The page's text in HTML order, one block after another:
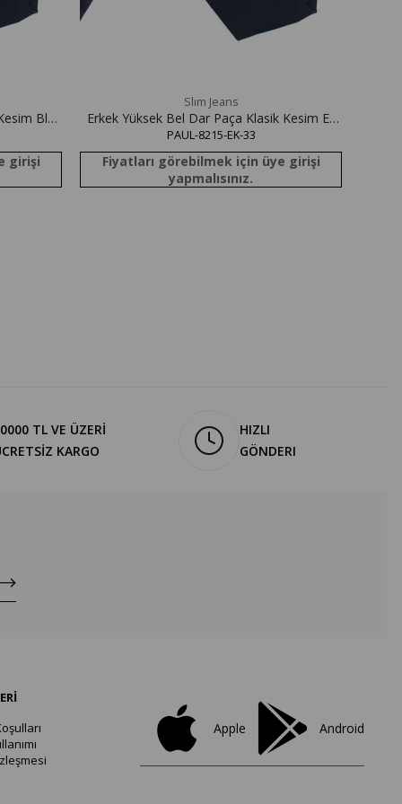
Blue
girişi
Slım Jeans
Erkek Yüksek Bel Dar Paça Klasik Kesim Ek
Beden Blue Black Jean Pantolon
PAUL-8215-EK-33
Fiyatları görebilmek için üye girişi
yapmalısınız.
TL VE ÜZERİ
KARGO
HIZLI
GÖNDERI
Apple Android